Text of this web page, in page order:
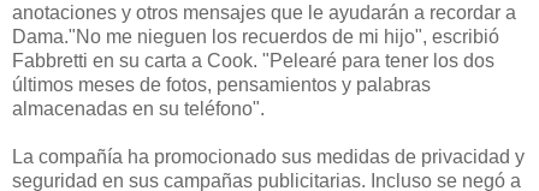
anotaciones y otros mensajes que le ayudarán a recordar a
Dama."No me nieguen los recuerdos de mi hijo", escribió
Fabbretti en su carta a Cook. "Pelearé para tener los dos
últimos meses de fotos, pensamientos y palabras
almacenadas en su teléfono".
La compañía ha promocionado sus medidas de privacidad y
seguridad en sus campañas publicitarias. Incluso se negó a